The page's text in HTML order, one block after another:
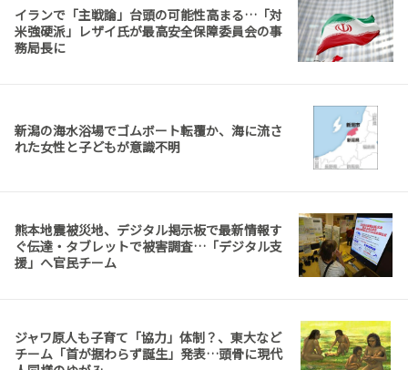
イランで「主戦論」台頭の可能性高まる…「対
米強硬派」レザイ氏が最高安全保障委員会の事
務局長に
新潟の海水浴場でゴムボート転覆か、海に流さ
れた女性と子どもが意識不明
熊本地震被災地、デジタル掲示板で最新情報す
ぐ伝達・タブレットで被害調査…「デジタル支
援」へ官民チーム
ジャワ原人も子育て「協力」体制？、東大など
チーム「首が据わらず誕生」発表…頭骨に現代